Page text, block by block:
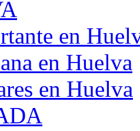
en
en Huelva
en Huelva